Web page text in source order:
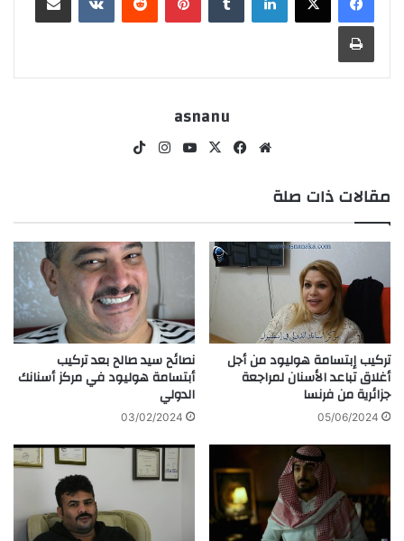
طباعة
asnanu
موقع
فيسبوك
‫X
‫YouTubeانستقرام
مقالات ذات صلة
تركيب إبتسامة هوليود من أجل
أغلاق تباعد الأسنان لمراجعة
جزائرية من فرنسا
05/06/2024
نصائح سيد صالح بعد تركيب
أبتسامة هوليود في مركز أسنانك
الدولي
03/02/2024